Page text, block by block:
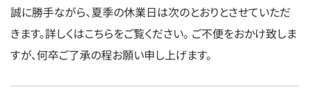
誠に勝手ながら、夏季の休業日は次のとおりとさせていただ
きます。詳しくはこちらをご覧ください。 ご不便をおかけ致しま
すが、何卒ご了承の程お願い申し上げます。